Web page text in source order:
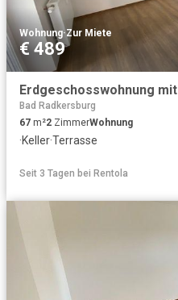
Wohnung·Zur Miete
€ 489
Erdgeschosswohnung mit
Bad Radkersburg
67 m²2 ZimmerWohnung
·Keller·Terrasse
Seit 3 Tagen bei Rentola